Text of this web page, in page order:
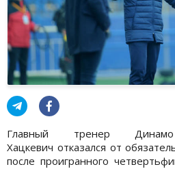
Главный тренер
Хацкевич отказался от
после проигранного